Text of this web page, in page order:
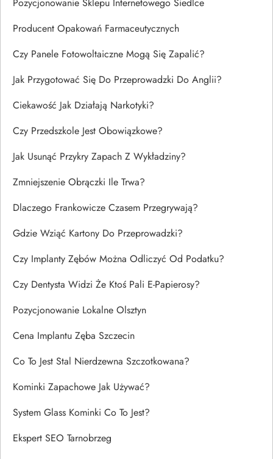
Producent Opakowań Farmaceutycznych
Czy Panele Fotowoltaiczne Mogą Się Zapalić?
Jak Przygotować Się Do Przeprowadzki Do Anglii?
Ciekawość Jak Działają Narkotyki?
Czy Przedszkole Jest Obowiązkowe?
Jak Usunąć Przykry Zapach Z Wykładziny?
Zmniejszenie Obrączki Ile Trwa?
Dlaczego Frankowicze Czasem Przegrywają?
Gdzie Wziąć Kartony Do Przeprowadzki?
Czy Implanty Zębów Można Odliczyć Od Podatku?
Czy Dentysta Widzi Że Ktoś Pali E-Papierosy?
Pozycjonowanie Lokalne Olsztyn
Cena Implantu Zęba Szczecin
Co To Jest Stal Nierdzewna Szczotkowana?
Kominki Zapachowe Jak Używać?
System Glass Kominki Co To Jest?
Ekspert SEO Tarnobrzeg